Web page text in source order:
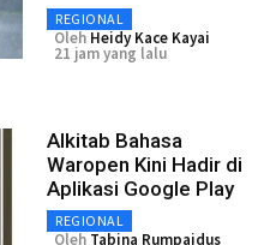
REGIONAL
Oleh Heidy Kace Kayai
21 jam yang lalu
Alkitab Bahasa
Waropen Kini Hadir di
Aplikasi Google Play
REGIONAL
Oleh Tabina Rumpaidus